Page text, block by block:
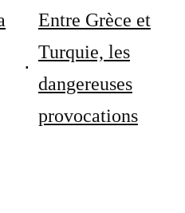
Entre Grèce et
Turquie, les
dangereuses
provocations